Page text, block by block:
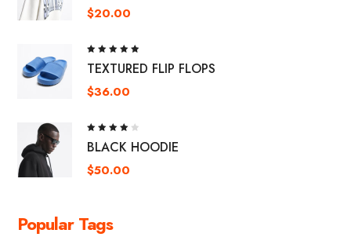
$20.00
5.00
out
TEXTURED FLIP FLOPS
$36.00
4.00
BLACK HOODIE
$50.00
Popular Tags